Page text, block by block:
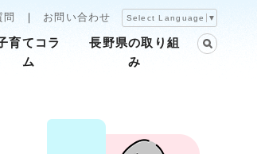
問 お問い合わせ Select Language ▼
育てコラ
ム
長野県の取り組
み